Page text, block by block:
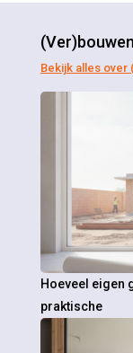
Bekijk alles over
Hoeveel eigen
praktische